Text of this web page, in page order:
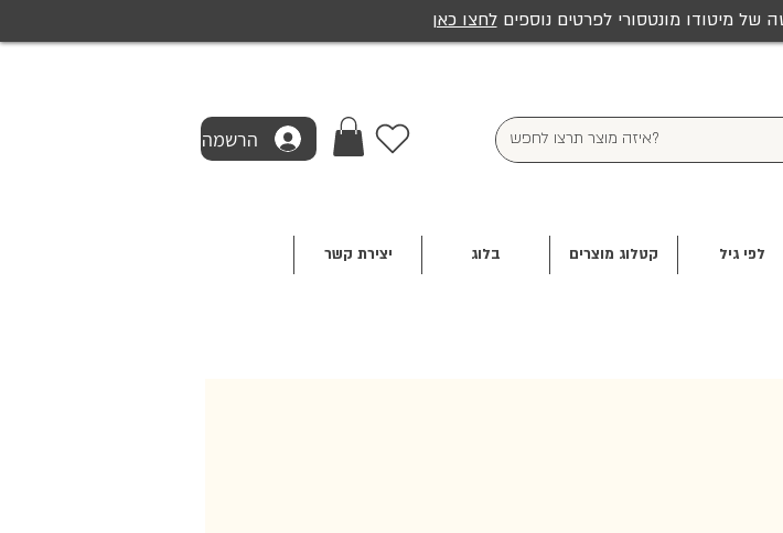
של מיטודו מונטסורי לפרטים נוספיםלחצו כאן
הרשמה
לפי גיל קטלוג מוצרים בלוג יצירת קשר